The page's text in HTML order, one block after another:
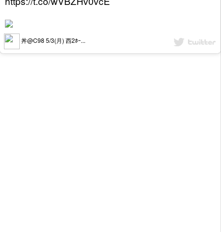
丼@C98 5/3(月) 西2ﾎｰ...